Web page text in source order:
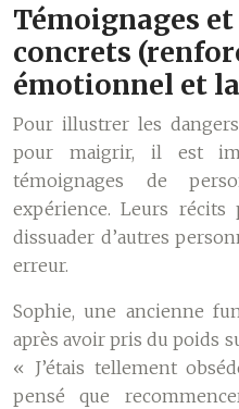
Témoignages
concrets
émotionnel et
Pour illustrer les
pour maigrir, il est
témoignages de
expérience. Leurs
dissuader d’autres
erreur.
Sophie, une ancienne
après avoir pris du poids
« J’étais tellement
pensé que